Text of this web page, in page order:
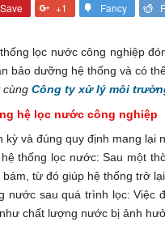
Save +1 Fancy
lọc nước công nghiệp
bảo dưỡng hệ thống và có
cùng Công ty xử lý môi
hệ lọc nước công nghiệp
kỳ và đúng quy định mang lại
thống lọc nước: Sau một
từ đó giúp hệ thống trở
nước sau quá trình lọc: Việc
chất lượng nước bị ảnh